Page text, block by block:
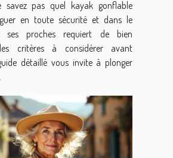
savez pas quel kayak gonflable
en toute sécurité et dans le
ses proches requiert de bien
critères à considérer avant
détaillé vous invite à plonger